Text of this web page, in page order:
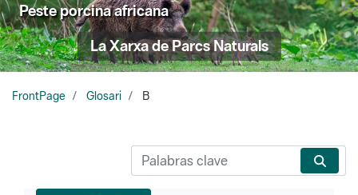
Peste porcina africana
La Xarxa de Parcs Naturals
FrontPage Glosari B